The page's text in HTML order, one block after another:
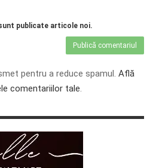
publicate articole noi.
pentru a reduce spamul. Află
comentariilor tale.